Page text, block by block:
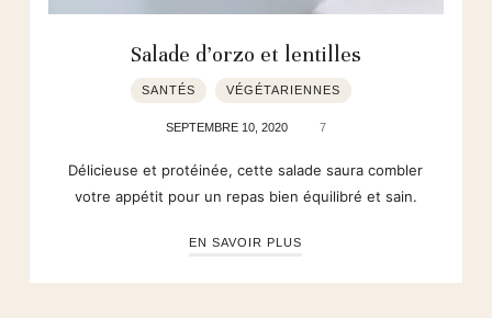
Salade d’orzo et lentilles
SANTÉS VÉGÉTARIENNES
SEPTEMBRE 10, 2020 7
Délicieuse et protéinée, cette salade saura combler
votre appétit pour un repas bien équilibré et sain.
EN SAVOIR PLUS